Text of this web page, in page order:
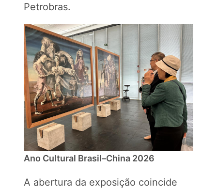
Petrobras.
Ano Cultural Brasil–China 2026
A abertura da exposição coincide